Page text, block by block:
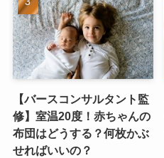
【バースコンサルタント監
修】室温20度！赤ちゃんの
布団はどうする？何枚かぶ
せればいいの？